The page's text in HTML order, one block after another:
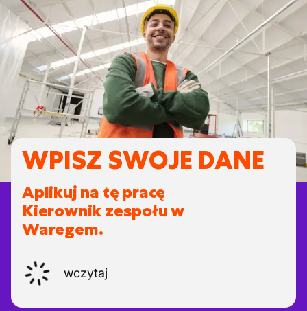
WPISZ SWOJE DANE
Aplikuj na tę pracę
Kierownik zespołu w
Waregem.
wczytaj